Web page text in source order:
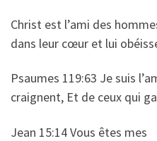
Christ est l’ami des
dans leur cœur et lui
Psaumes 119:63 Je suis
craignent, Et de ceux qui
Jean 15:14 Vous êtes mes